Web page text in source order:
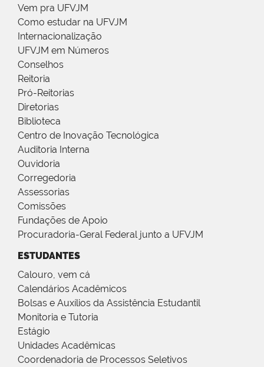
Vem pra UFVJM
Como estudar na UFVJM
Internacionalização
UFVJM em Números
Conselhos
Reitoria
Pró-Reitorias
Diretorias
Biblioteca
Centro de Inovação Tecnológica
Auditoria Interna
Ouvidoria
Corregedoria
Assessorias
Comissões
Fundações de Apoio
Procuradoria-Geral Federal junto a UFVJM
ESTUDANTES
Calouro, vem cá
Calendários Acadêmicos
Bolsas e Auxílios da Assistência Estudantil
Monitoria e Tutoria
Estágio
Unidades Acadêmicas
Coordenadoria de Processos Seletivos